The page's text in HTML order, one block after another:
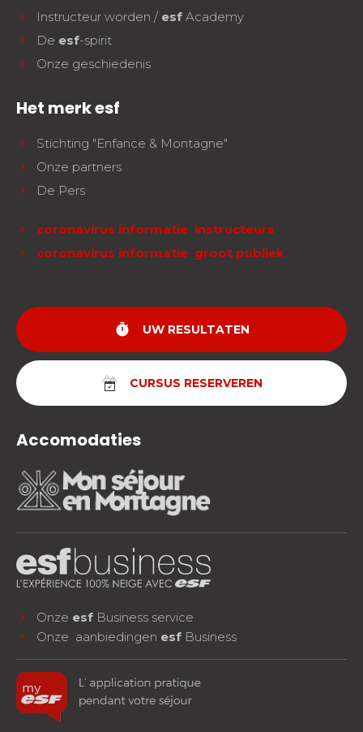
Instructeur worden / esf Academy
De esf-spirit
Onze geschiedenis
Het merk esf
Stichting "Enfance & Montagne"
Onze partners
De Pers
coronavirus informatie instructeurs
coronavirus informatie groot publiek
timer UW RESULTATEN
CURSUS RESERVEREN
Accomodaties
Onze esf Business service
Onze aanbiedingen esf Business